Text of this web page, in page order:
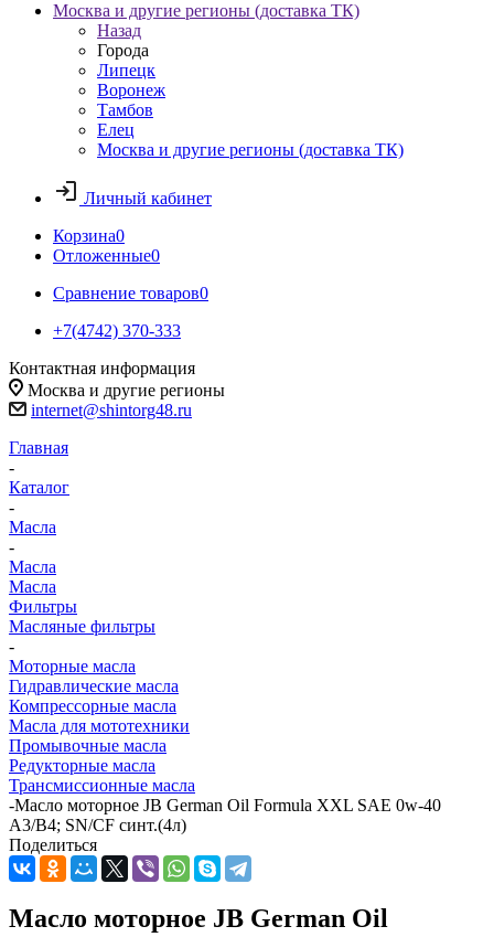
Москва и другие регионы (доставка ТК)
Назад
Города
Липецк
Воронеж
Тамбов
Елец
Москва и другие регионы (доставка ТК)
Личный кабинет
Корзина0
Отложенные0
Сравнение товаров0
+7(4742) 370-333
Контактная информация
Москва и другие регионы
internet@shintorg48.ru
Главная
-
Каталог
-
Масла
-
Масла
Масла
Фильтры
Масляные фильтры
-
Моторные масла
Гидравлические масла
Компрессорные масла
Масла для мототехники
Промывочные масла
Редукторные масла
Трансмиссионные масла
-Масло моторное JB German Oil Formula XXL SAE 0w-40
A3/B4; SN/CF синт.(4л)
Поделиться
Масло моторное JB German Oil